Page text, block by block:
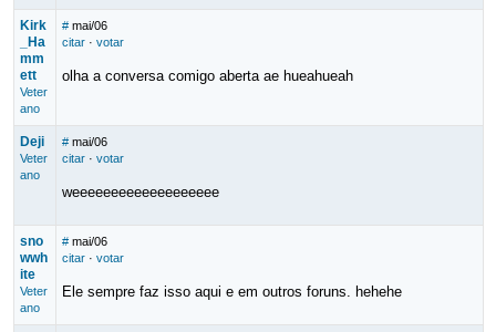
Kirk
_Ha
mm
ett
Veter
ano
# mai/06
citar· votar
olha a conversa comigo aberta ae hueahueah
Deji
Veter
ano
# mai/06
citar· votar
weeeeeeeeeeeeeeeeeee
sno
wwh
ite
Veter
ano
# mai/06
citar· votar
Ele sempre faz isso aqui e em outros foruns. hehehe